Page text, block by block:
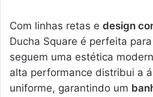
Com linhas retas e design
Ducha Square é perfeita
seguem uma estética
alta performance distribui a
uniforme, garantindo um